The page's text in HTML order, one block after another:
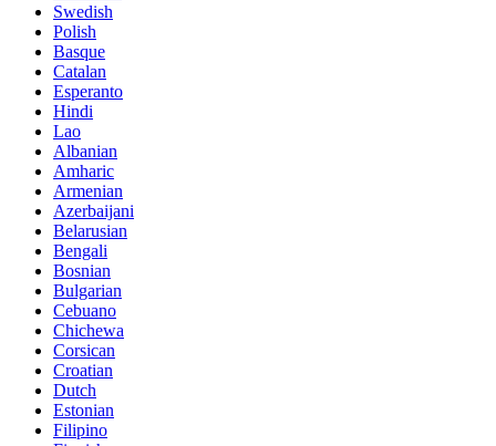
Swedish
Polish
Basque
Catalan
Esperanto
Hindi
Lao
Albanian
Amharic
Armenian
Azerbaijani
Belarusian
Bengali
Bosnian
Bulgarian
Cebuano
Chichewa
Corsican
Croatian
Dutch
Estonian
Filipino